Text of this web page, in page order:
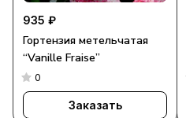
935 ₽
Гортензия метельчатая
“Vanille Fraise”
0
Заказать